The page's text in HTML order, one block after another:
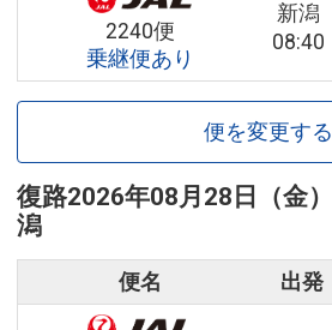
2240便
乗継便あり
新潟
08:40
便を変更する
復路2026年08月28日（金）
潟
便名 出発